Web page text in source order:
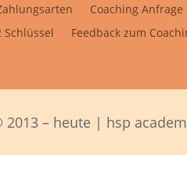
Coaching Anfrage
Schlüssel Feedback zum
– heute | hsp